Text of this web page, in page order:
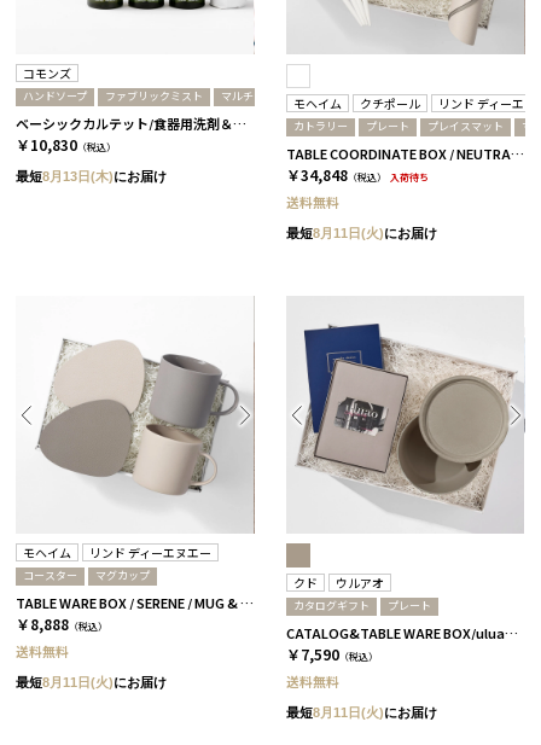
コモンズ
ハンドソープ ファブリックミスト マルチクリーナー 洗剤
ベーシックカルテット/食器用洗剤＆マルチクリーナー＆ハンドソープ＆ファブリックミスト［コモンズ］
￥10,830 （税込）
最短8月13日(木)にお届け
モヘイム クチポール リンド ディーエヌ
カトラリー プレート プレイスマット マ
TABLE COORDINATE BOX / NEUTRAL / ホワイトゴールド
￥34,848 （税込） 入荷待ち
送料無料
最短8月11日(火)にお届け
モヘイム リンド ディーエヌエー
コースター マグカップ
TABLE WARE BOX / SERENE / MUG & COASTER
￥8,888 （税込）
送料無料
最短8月11日(火)にお届け
クド ウルアオ
カタログギフト プレート
CATALOG&TABLE WARE BOX/uluao/9°/茶大色/全5種 アウレリアーナ
￥7,590 （税込）
送料無料
最短8月11日(火)にお届け